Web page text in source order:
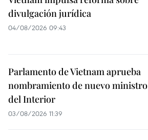
divulgación jurídica
04/08/2026 09:43
Parlamento de Vietnam aprueba
nombramiento de nuevo ministro
del Interior
03/08/2026 11:39